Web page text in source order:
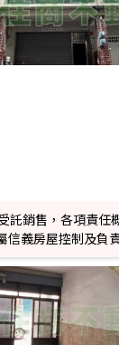
託銷售，各項責任
信義房屋控制及負